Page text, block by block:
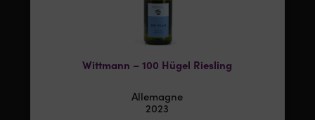
Wittmann – 100 Hügel Riesling
Allemagne
2023